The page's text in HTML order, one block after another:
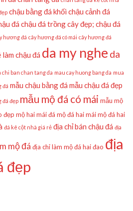
chậu bằng đá khối chậu cảnh đá
đá chậu đá trồng cây đẹp; chậu đá
hương đá cây hương đá có mái cây hương đá
chậu đá da my nghe da
chi ban chan tang da mau cay huong bang da mua
đá mẫu chậu bằng đá mẫu chậu đá đẹp
đá đẹp mẫu mộ đá có mái mẫu mộ
đẹp mộ hai mái đá mộ đá hai máimộ đá hai
đá kê cột nhà giá rẻ địa chỉ bán chậu đá địa
mộ đá địa chỉ làm mộ đá hai đao địa
đẹp